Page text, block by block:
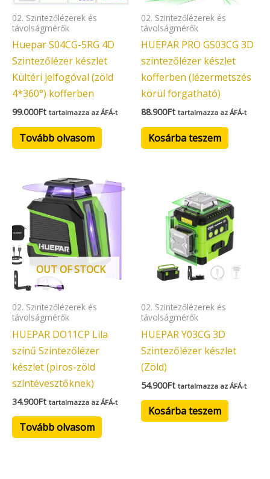
02. Szintezőlézerek és
távolságmérők
Huepar S04CG-5RG 4D
Szintezőlézer készlet
Kültéri jelfogóval (zöld
4*360°) kofferben
99.000Ft tartalmazza az ÁFÁ-t
Tovább olvasom
02. Szintezőlézerek és
távolságmérők
HUEPAR PRO GS03CG 3D
szintezőlézer készlet
kofferben (lézermetszés
körül forgatható)
88.900Ft tartalmazza az ÁFÁ-t
Kosárba teszem
OUT OF STOCK
02. Szintezőlézerek és
távolságmérők
HUEPAR DO11CP Lila
színű Szintezőlézer
készlet (piros-zöld
színtévesztőknek)
34.900Ft tartalmazza az ÁFÁ-t
Tovább olvasom
02. Szintezőlézerek és
távolságmérők
HUEPAR Y03CG 3D
Szintezőlézer készlet
(Zöld)
54.900Ft tartalmazza az ÁFÁ-t
Kosárba teszem